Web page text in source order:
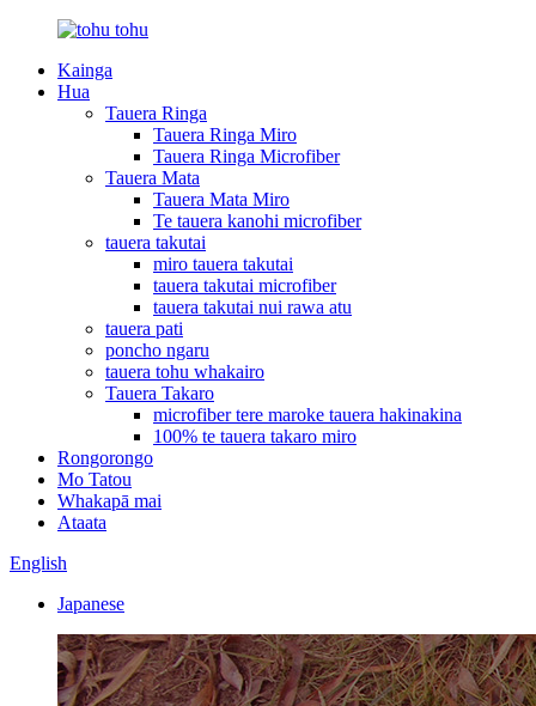
Kainga
Hua
Tauera Ringa
Tauera Ringa Miro
Tauera Ringa Microfiber
Tauera Mata
Tauera Mata Miro
Te tauera kanohi microfiber
tauera takutai
miro tauera takutai
tauera takutai microfiber
tauera takutai nui rawa atu
tauera pati
poncho ngaru
tauera tohu whakairo
Tauera Takaro
microfiber tere maroke tauera hakinakina
100% te tauera takaro miro
Rongorongo
Mo Tatou
Whakapā mai
Ataata
English
Japanese